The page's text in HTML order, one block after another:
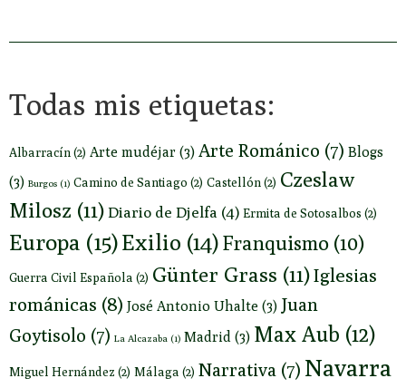
Todas mis etiquetas:
Albarracín(2) Arte mudéjar (3) Arte Románico (7) Blogs
(3) Burgos (1) Camino de Santiago (2) Castellón(2) Czeslaw
Milosz (11) Diario de Djelfa (4) Ermita de Sotosalbos (2)
Europa (15)Exilio (14)Franquismo (10)
Guerra Civil Española (2) Günter Grass (11)Iglesias
románicas (8) José Antonio Uhalte (3) Juan
Goytisolo (7) La Alcazaba (1) Madrid (3) Max Aub (12)
Miguel Hernández (2) Málaga (2) Narrativa (7) Navarra